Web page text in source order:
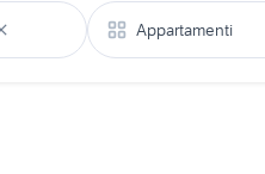
Appartamenti